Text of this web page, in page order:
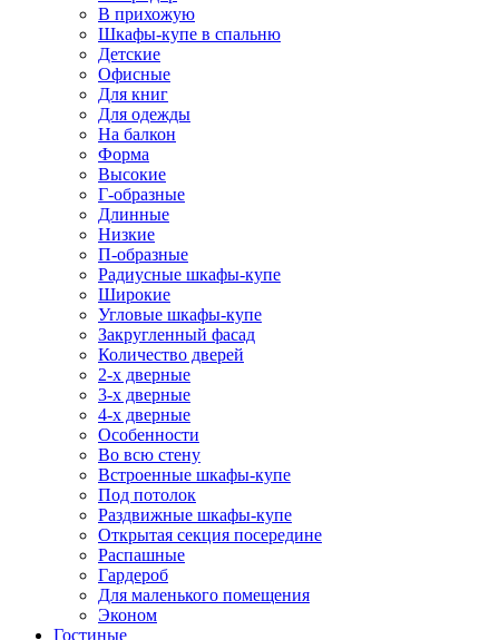
В прихожую
Шкафы-купе в спальню
Детские
Офисные
Для книг
Для одежды
На балкон
Форма
Высокие
Г-образные
Длинные
Низкие
П-образные
Радиусные шкафы-купе
Широкие
Угловые шкафы-купе
Закругленный фасад
Количество дверей
2-х дверные
3-х дверные
4-х дверные
Особенности
Во всю стену
Встроенные шкафы-купе
Под потолок
Раздвижные шкафы-купе
Открытая секция посередине
Распашные
Гардероб
Для маленького помещения
Эконом
Гостиные